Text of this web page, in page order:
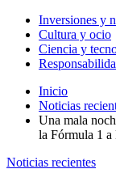
Inversiones y
Cultura y ocio
Ciencia y
Inicio
Noticias
Una mala
la Fórmula 1 a
Noticias recientes